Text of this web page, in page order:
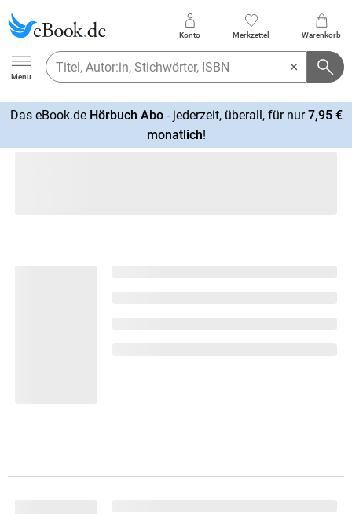
Ebook.de
Menu
Konto Merkzettel Warenkorb
Das eBook.de Hörbuch Abo- jederzeit, überall, für nur7,95 €
monatlich!